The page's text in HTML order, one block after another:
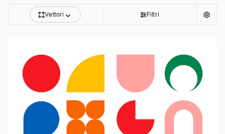
Vettori Filtri